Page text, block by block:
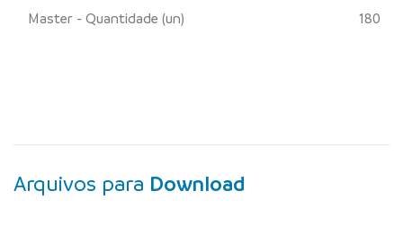
Master - Quantidade (un) 180
Arquivos para Download